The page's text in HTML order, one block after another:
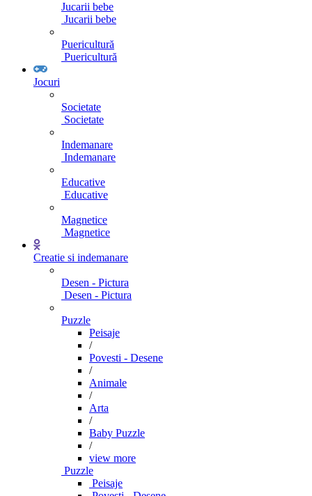
Jucarii bebe
Jucarii bebe
Puericultură
Puericultură
Jocuri
Societate
Societate
Indemanare
Indemanare
Educative
Educative
Magnetice
Magnetice
Creatie si indemanare
Desen - Pictura
Desen - Pictura
Puzzle
Peisaje
/
Povesti - Desene
/
Animale
/
Arta
/
Baby Puzzle
/
view more
Puzzle
Peisaje